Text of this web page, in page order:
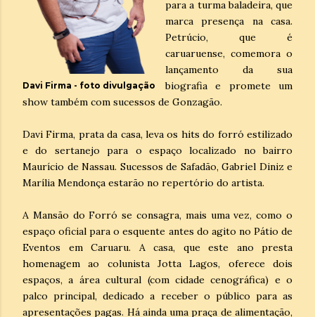
Davi Firma - foto divulgação
para a turma baladeira, que
marca presença na casa.
Petrúcio, que é
caruaruense, comemora o
lançamento da sua
biografia e promete um
show também com sucessos de Gonzagão.
Davi Firma, prata da casa, leva os hits do forró estilizado
e do sertanejo para o espaço localizado no bairro
Maurício de Nassau. Sucessos de Safadão, Gabriel Diniz e
Marília Mendonça estarão no repertório do artista.
A Mansão do Forró se consagra, mais uma vez, como o
espaço oficial para o esquente antes do agito no Pátio de
Eventos em Caruaru. A casa, que este ano presta
homenagem ao colunista Jotta Lagos, oferece dois
espaços, a área cultural (com cidade cenográfica) e o
palco principal, dedicado a receber o público para as
apresentações pagas. Há ainda uma praça de alimentação,